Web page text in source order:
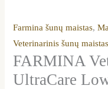
Farmina šunų maistas,
Veterinarinis šunų maistas
FARMINA
UltraCare